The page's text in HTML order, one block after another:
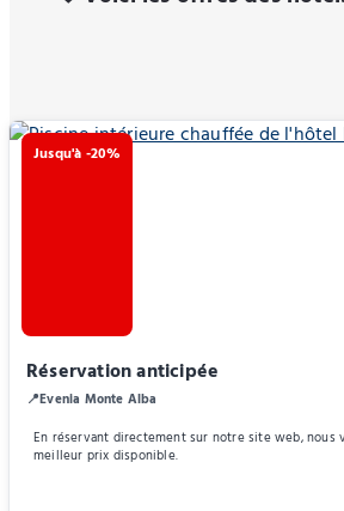
Jusqu'à -20%
Réservation anticipée
📍Evenia Monte Alba
En réservant directement sur notre site web, nous
meilleur prix disponible.